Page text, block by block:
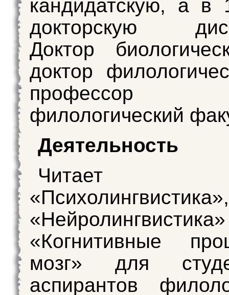
кандидатскую, а в
докторскую
Доктор
доктор
профессор
филологический
Деятельность
Читает
«Психолингвистика»,
«Когнитивные
мозг» для
аспирантов